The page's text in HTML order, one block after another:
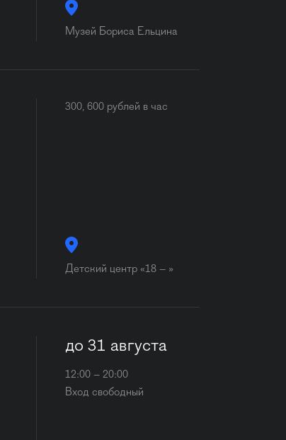
Музей Бориса Ельцина
300, 600 рублей в час
Детский центр «18 – »
до 31 августа
12:00 – 20:00
Вход свободный